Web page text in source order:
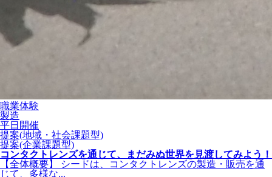
職業体験
製造
平日開催
提案(地域・社会課題型)
提案(企業課題型)
コンタクトレンズを通じて、まだみぬ世界を見渡してみよう！
【全体概要】 シードは、コンタクトレンズの製造・販売を通
じて、多様な...